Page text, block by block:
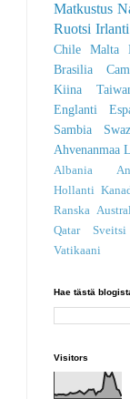
Matkustus
Ruotsi Irlanti
Chile Malta
Brasilia
Kiina
Englanti
Sambia
Ahvenanmaa
Albania
Hollanti
Ranska
Qatar
Sveitsi
Vatikaani
Hae tästä
Visitors